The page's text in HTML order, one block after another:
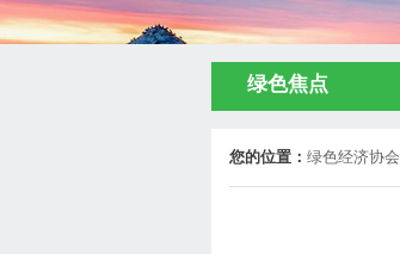
绿色焦点
您的位置： 绿色经济协会